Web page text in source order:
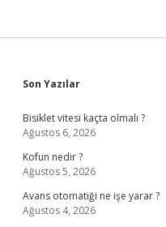
Sidebar
Son Yazılar
Bisiklet vitesi kaçta olmalı ?
Ağustos 6, 2026
Kofun nedir ?
Ağustos 5, 2026
Avans otomatiği ne işe yarar ?
Ağustos 4, 2026